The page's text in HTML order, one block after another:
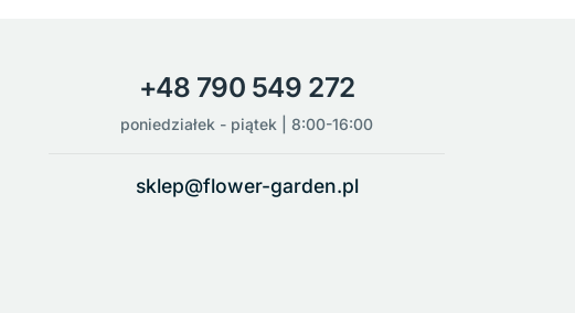
+48 790 549 272
poniedziałek - piątek | 8:00-16:00
sklep@flower-garden.pl